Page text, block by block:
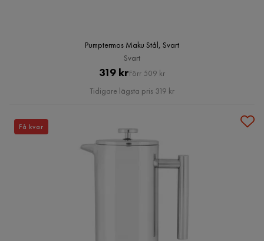
Pumptermos Maku Stål, Svart
Svart
Pris
319 krOriginal
Pris
Förr 509 kr
Tidigare lägsta pris 319 kr
Få kvar